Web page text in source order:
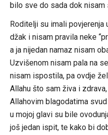
bilo sve do sada dok nisam
Roditelji su imali povjerenja
džak i nisam pravila neke
a ja nijedan namaz nisam
Uzvišenom nisam pala na
nisam ispostila, pa ovdje
Allahu što sam živa i
Allahovim blagodatima
u mojoj glavi su bile
još jedan ispit, te kako bi